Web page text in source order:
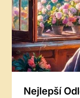
Nejlepší